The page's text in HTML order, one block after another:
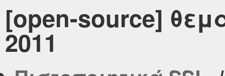
[open-source]
2011